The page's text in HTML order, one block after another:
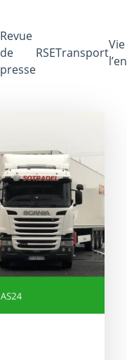
Revue
de
presse
RSETransport